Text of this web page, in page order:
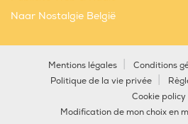
Naar Nostalgie België
Mentions légales
Conditions
Politique de la vie privée
Cookie policy
Modification de mon choix en